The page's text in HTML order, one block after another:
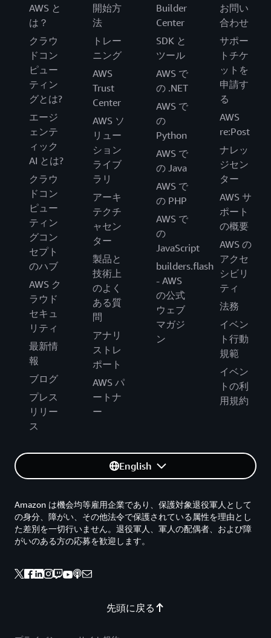
AWS と
は？
クラウ
ドコン
ピュー
ティン
グとは?
エージ
ェンテ
ィック
AI とは?
クラウ
ドコン
ピュー
ティン
グコン
セプト
のハブ
AWS ク
ラウド
セキュ
リティ
最新情
報
ブログ
プレス
リリー
ス
開始方
法
トレー
ニング
AWS
Trust
Center
AWS ソ
リュー
ション
ライブ
ラリ
アーキ
テクチ
ャセン
ター
製品と
技術上
のよく
ある質
問
アナリ
ストレ
ポート
AWS パ
ートナ
ー
Builder
Center
SDK と
ツール
AWS で
の .NET
AWS で
の
Python
AWS で
の Java
AWS で
の PHP
AWS で
の
JavaScript
builders.flash
- AWS
の公式
ウェブ
マガジ
ン
お問い
合わせ
サポー
トチケ
ットを
申請す
る
AWS
re:Post
ナレッ
ジセン
ター
AWS サ
ポート
の概要
AWS の
アクセ
シビリ
ティ
法務
イベン
ト行動
規範
イベン
トの利
用規約
English
先頭に戻る
Amazon は機会均等雇用企業であり、保護対象退役軍人として
の身分、障がい、その他法令で保護されている属性を理由とし
た差別を一切行いません。退役軍人、軍人の配偶者、および障
がいのある方の応募を歓迎します。